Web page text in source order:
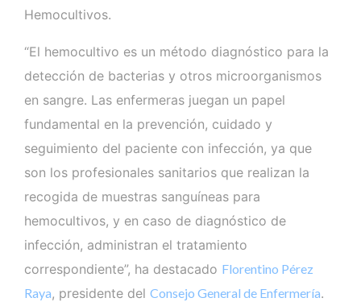
Hemocultivos.
“El hemocultivo es un método diagnóstico para la
detección de bacterias y otros microorganismos
en sangre. Las enfermeras juegan un papel
fundamental en la prevención, cuidado y
seguimiento del paciente con infección, ya que
son los profesionales sanitarios que realizan la
recogida de muestras sanguíneas para
hemocultivos, y en caso de diagnóstico de
infección, administran el tratamiento
correspondiente”, ha destacado Florentino Pérez
Raya, presidente del Consejo General de Enfermería.